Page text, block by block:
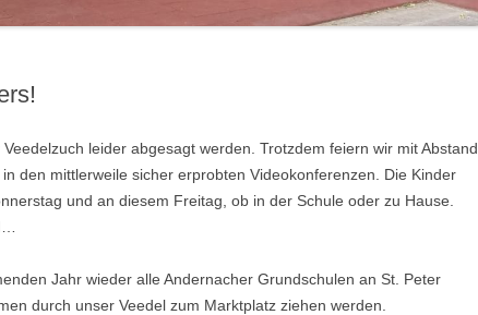
leider abgesagt werden. Trotzdem feiern wir mit Abstand
den mittlerweile sicher erprobten Videokonferenzen. Die Kinder
und an diesem Freitag, ob in der Schule oder zu Hause.
Jahr wieder alle Andernacher Grundschulen an St. Peter
durch unser Veedel zum Marktplatz ziehen werden.